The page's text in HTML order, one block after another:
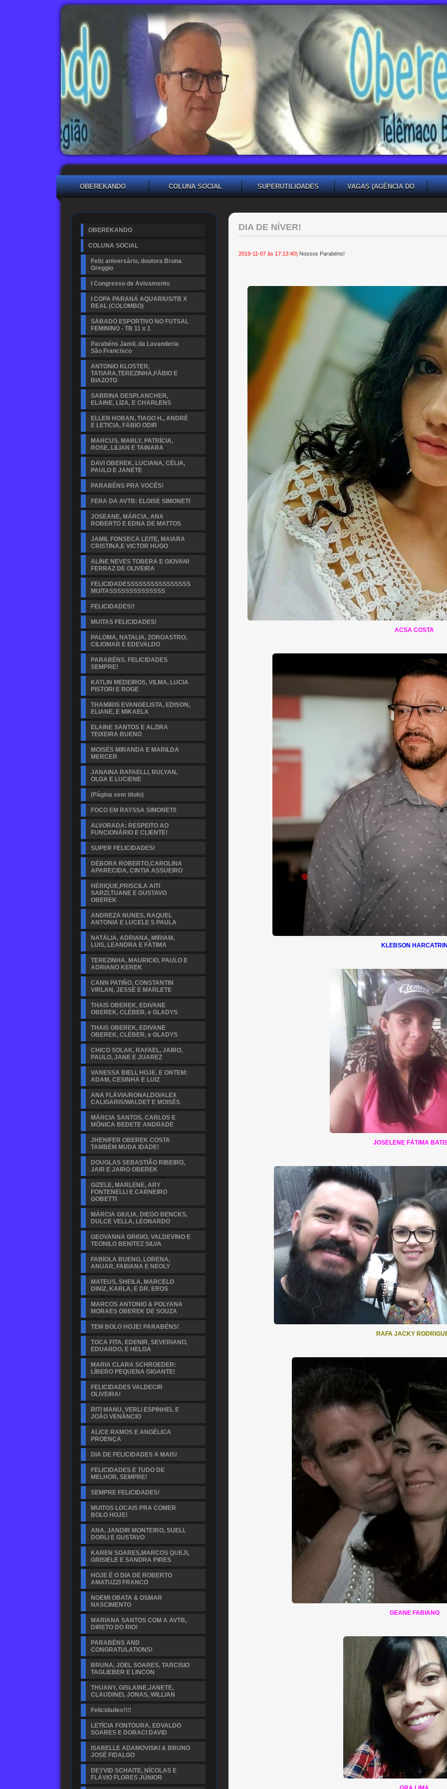
OBEREKANDO COLUNA SOCIAL SUPERUTILIDADES
VAGAS (AGÊNCIA DO
OBEREKANDO
COLUNA SOCIAL
Feliz aniversário, doutora Bruna
Greggio
I Congresso de Avivamento
I COPA PARANÁ AQUARIUS/TB X
REAL (COLOMBO)
SÁBADO ESPORTIVO NO FUTSAL
FEMININO - TB 11 x 1
Parabéns Jamil, da Lavanderia
São Francisco
ANTONIO KLOSTER,
TATIARA,TEREZINHA,FÁBIO E
BIAZOTO
SABRINA DESPLANCHER,
ELAINE, LIZA, E CHARLENS
ELLEN HOBAN, TIAGO H., ANDRÉ
E LETICIA, FÁBIO ODIR
MARCUS, MARLY, PATRÍCIA,
ROSE, LILIAN E TAINARA
DAVI OBEREK, LUCIANA, CÉLIA,
PAULO E JANETE
PARABÉNS PRA VOCÊS!
FERA DA AVTB: ELOISE SIMONETI
JOSEANE, MÁRCIA, ANA
ROBERTO E EDNA DE MATTOS
JAMIL FONSECA LEITE, MAIARA
CRISTINA,E VICTOR HUGO
ALINE NEVES TOBERA E GIOVANI
FERRAZ DE OLIVEIRA
FELICIDADESSSSSSSSSSSSSSSS
MUITASSSSSSSSSSSSSS
FELICIDADES!!
MUITAS FELICIDADES!
PALOMA, NATALIA, ZOROASTRO,
CILIOMAR E EDEVALDO
PARABÉNS. FELICIDADES
SEMPRE!
KATLIN MEDEIROS, VILMA, LUCIA
PISTORI E ROGE
THAMIRIS EVANGELISTA, EDISON,
ELIANE, E MIKAELA
ELAINE SANTOS E ALZIRA
TEIXEIRA BUENO
MOISÉS MIRANDA E MARILDA
MERCER
JANAINA RAFAELLI, RULYAN,
OLGA E LUCIENE
(Página sem titulo)
FOCO EM RAYSSA SIMONETI!
ALVORADA: RESPEITO AO
FUNCIONÁRIO E CLIENTE!
SUPER FELICIDADES!
DÉBORA ROBERTO,CAROLINA
APARECIDA, CINTIA ASSUEIRO
HÉRIQUE,PRISCILA AITI
SARZI,TUANE E GUSTAVO
OBEREK
ANDREZA NUNES, RAQUEL
ANTONIA E LUCELE S PAULA
NATÁLIA, ADRIANA, MIRIAM,
LUIS, LEANDRA E FÁTIMA
TEREZINHA, MAURICIO, PAULO E
ADRIANO KEREK
CANN PATIÑO, CONSTANTIN
VIRLAN, JESSÉ E MARLETE
THAIS OBEREK, EDIVANE
OBEREK, CLÉBER, e GLADYS
THAIS OBEREK, EDIVANE
OBEREK, CLÉBER, e GLADYS
CHICO SOLAK, RAFAEL, JAIRO,
PAULO, JANE E JUAREZ
VANESSA BIELI, HOJE. E ONTEM:
ADAM, CESINHA E LUIZ
ANA FLÁVIA/RONALDO/ALEX
CALIGARIS/WALDET E MOISÉS
MÁRCIA SANTOS, CARLOS E
MÔNICA BEDETE ANDRADE
JHENIFER OBEREK COSTA
TAMBÉM MUDA IDADE!
DOUGLAS SEBASTIÃO RIBEIRO,
JAIR E JAIRO OBEREK
GIZELE, MARLENE, ARY
FONTENELLI E CARNEIRO
GOBETTI
MÁRCIA GIULIA, DIEGO BENCKS,
DULCE VELLA, LEONARDO
GEOVANNA GRIGIO, VALDEVINO E
TEONILO BENITEZ SILVA
FABÍOLA BUENO, LORENA,
ANUAR, FABIANA E NEOLY
MATEUS, SHEILA, MARCELO
DINIZ, KARLA, E DR. EROS
MARCOS ANTONIO & POLYANA
MORAES OBEREK DE SOUZA
TEM BOLO HOJE! PARABÉNS!
TOCA FITA, EDENIR, SEVERIANO,
EDUARDO, E HELGA
MARIA CLARA SCHROEDER:
LÍBERO PEQUENA GIGANTE!
FELICIDADES VALDECIR
OLIVEIRA!
RITI MANU, VERLI ESPINHEL E
JOÃO VENÂNCIO
ALICE RAMOS E ANGÉLICA
PROENÇA
DIA DE FELICIDADES A MAIS!
FELICIDADES E TUDO DE
MELHOR, SEMPRE!
SEMPRE FELICIDADES!
MUITOS LOCAIS PRA COMER
BOLO HOJE!
ANA, JANDIR MONTEIRO, SUELI,
DORLI E GUSTAVO
KAREN SOARES,MARCOS QUEJI,
GRISIELE E SANDRA PIRES
HOJE É O DIA DE ROBERTO
AMATUZZI FRANCO
NOEMI OBATA & OSMAR
NASCIMENTO
MARIANA SANTOS COM A AVTB,
DIRETO DO RIO!
PARABÉNS AND
CONGRATULATIONS!
BRUNA, JOEL SOARES, TARCISIO
TAGLIEBER E LINCON
THUANY, GISLAINE,JANETE,
CLAUDINEI, JONAS, WILLIAN
Felicidades!!!!
LETÍCIA FONTOURA, EDVALDO
SOARES E DORACI DAVID
ISABELLE ADAMOVISKI & BRUNO
JOSÉ FIDALGO
DEYVID SCHAITE, NÍCOLAS E
FLÁVIO FLORES JÚNIOR
DIA DE NÍVER!
2019-11-07 às 17:13:40) Nossos Parabéns!
ACSA COSTA
KLEBSON
JOSELENE FÁTIMA
RAFA JACKY
GEANE FABIANO